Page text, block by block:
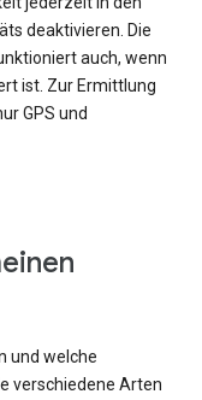
deaktivieren. Die
auch, wenn
ist. Zur Ermittlung
GPS und
und welche
verschiedene Arten